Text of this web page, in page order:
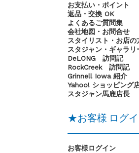
お支払い・ポイント
返品・交換 OK
よくあるご質問集
会社地図・お問合せ
スタイリスト・お店の
スタジャン・ギャラリ
DeLONG 訪問記
RockCreek 訪問記
Grinnell Iowa 紹介
Yahoo! ショッピング
スタジャン馬鹿店長
★お客様 ログ
お客様ログイン